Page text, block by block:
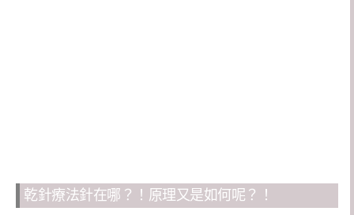
乾針療法針在哪？！原理又是如何呢？！